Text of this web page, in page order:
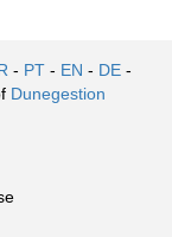
- PT- EN - DE-
Dunegestion